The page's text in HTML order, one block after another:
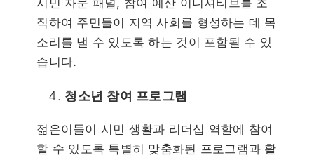
직하여 주민들이 지역 사회를 형성하는 데 목
소리를 낼 수 있도록 하는 것이 포함될 수 있
습니다.
청소년 참여 프로그램
젊은이들이 시민 생활과 리더십 역할에 참여
할 수 있도록 특별히 맞춤화된 프로그램과 활